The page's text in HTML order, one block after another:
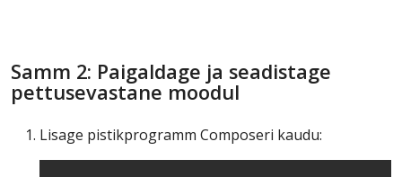
Samm 2: Paigaldage ja seadistage
pettusevastane moodul
Lisage pistikprogramm Composeri kaudu: